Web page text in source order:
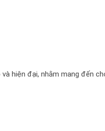
hiện đại, nhằm mang đến